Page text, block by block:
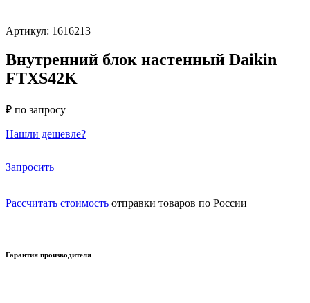
Артикул: 1616213
Внутренний блок настенный Daikin
FTXS42K
₽ по запросу
Нашли дешевле?
Запросить
Рассчитать стоимость отправки товаров по России
Гарантия производителя